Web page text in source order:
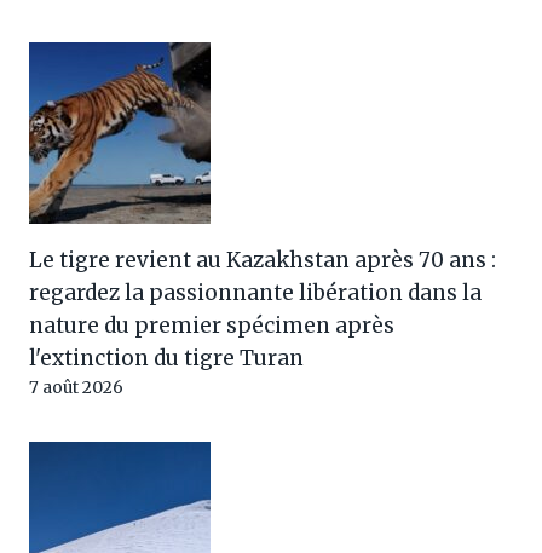
Le tigre revient au Kazakhstan après 70 ans :
regardez la passionnante libération dans la
nature du premier spécimen après
l'extinction du tigre Turan
7 août 2026